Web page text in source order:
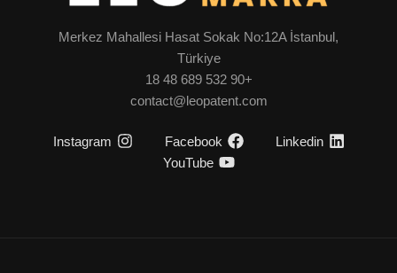
Merkez Mahallesi Hasat Sokak No:12A İstanbul,
Türkiye
+90 532 689 48 18
contact@leopatent.com
Linkedin
Facebook
Instagram
YouTube